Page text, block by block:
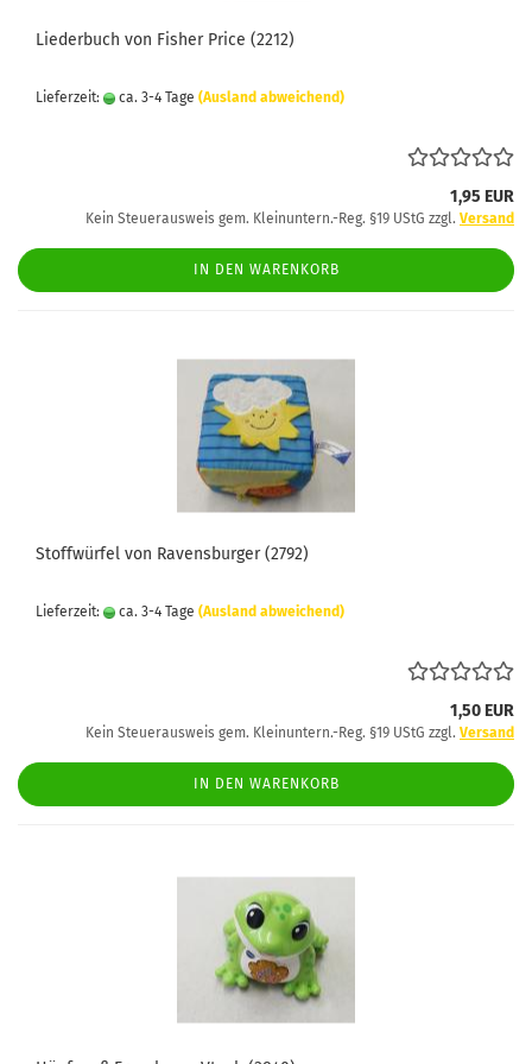
Liederbuch von Fisher Price (2212)
Lieferzeit: ca. 3-4 Tage (Ausland abweichend)
1,95 EUR
Kein Steuerausweis gem. Kleinuntern.-Reg. §19 UStG zzgl. Versand
IN DEN WARENKORB
Stoffwürfel von Ravensburger (2792)
Lieferzeit: ca. 3-4 Tage (Ausland abweichend)
1,50 EUR
Kein Steuerausweis gem. Kleinuntern.-Reg. §19 UStG zzgl. Versand
IN DEN WARENKORB